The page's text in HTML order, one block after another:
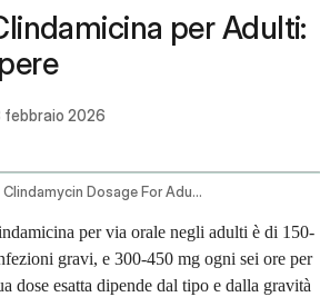
per Adulti:
febbraio 2026
Clindamycin Dosage For Adults
per via orale negli adulti è di 150-
gravi, e 300-450 mg ogni sei ore per
dose esatta dipende dal tipo e dalla gravità